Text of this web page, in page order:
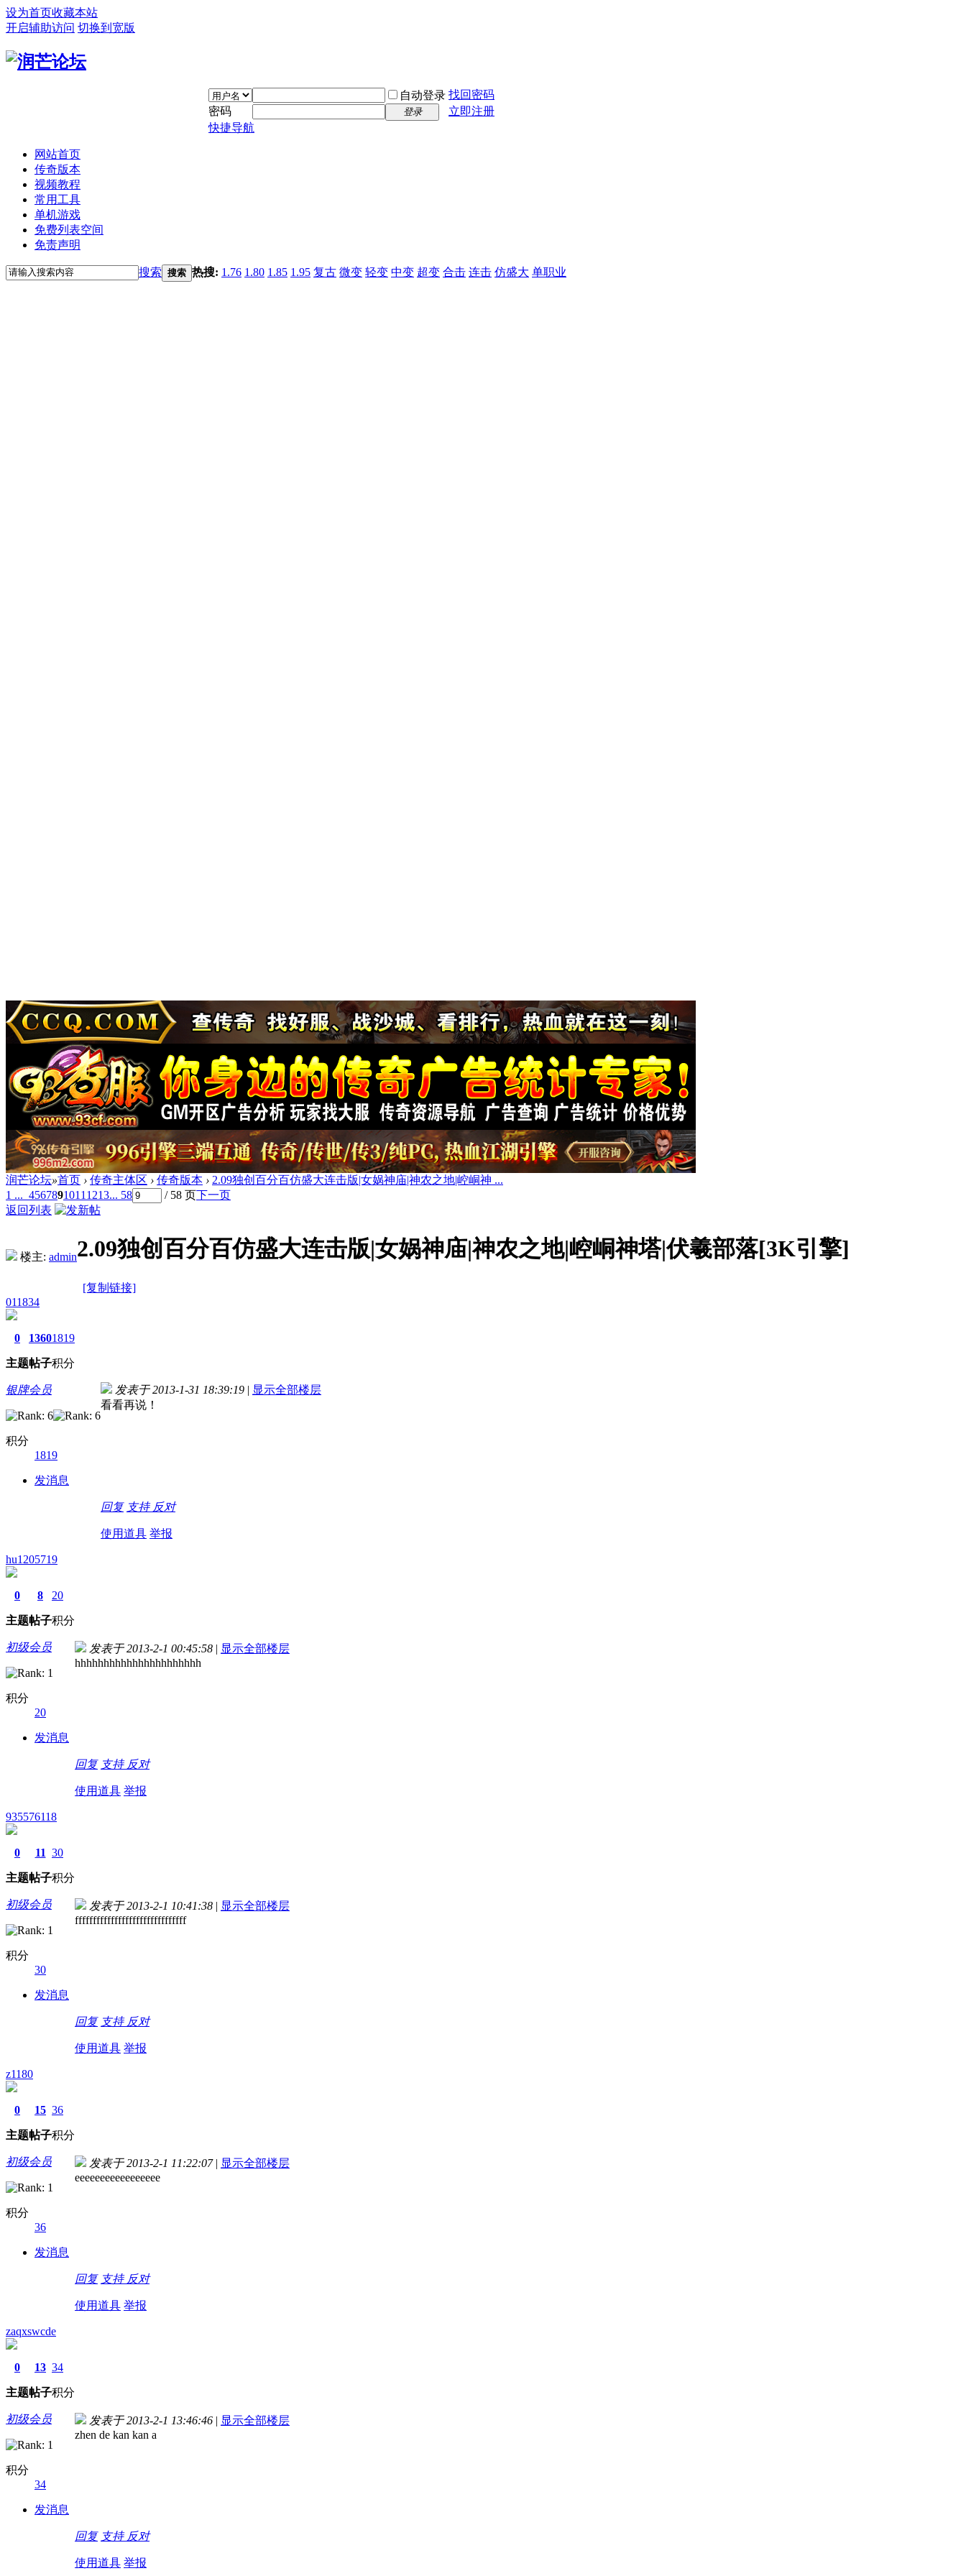
设为首页收藏本站
开启辅助访问 切换到宽版
自动登录 找回密码
密码
登录
立即注册
快捷导航
网站首页
传奇版本
视频教程
常用工具
单机游戏
免费列表空间
免责声明
搜索 搜索 热搜: 1.76 1.80 1.85 1.95 复古 微变 轻变 中变 超变 合击 连击 仿盛大 单职业
润芒论坛»首页 › 传奇主体区 › 传奇版本 › 2.09独创百分百仿盛大连击版|女娲神庙|神农之地|崆峒神 ...
1 ... 4567891011 1213... 58 / 58 页下一页
返回列表
楼主: admin2.09独创百分百仿盛大连击版|女娲神庙|神农之地|崆峒神塔|伏羲部落[3K引擎]
[复制链接]
011834
0
主题
1360
帖子
1819
积分
银牌会员
积分
1819
发消息
发表于 2013-1-31 18:39:19 | 显示全部楼层
看看再说！
回复 支持 反对
使用道具 举报
hu1205719
0
主题
8
帖子
20
积分
初级会员
积分
20
发消息
发表于 2013-2-1 00:45:58 | 显示全部楼层
hhhhhhhhhhhhhhhhhhhhhh
回复 支持 反对
使用道具 举报
935576118
0
主题
11
帖子
30
积分
初级会员
积分
30
发消息
发表于 2013-2-1 10:41:38 | 显示全部楼层
fffffffffffffffffffffffffffffff
回复 支持 反对
使用道具 举报
z1180
0
主题
15
帖子
36
积分
初级会员
积分
36
发消息
发表于 2013-2-1 11:22:07 | 显示全部楼层
eeeeeeeeeeeeeeeee
回复 支持 反对
使用道具 举报
zaqxswcde
0
主题
13
帖子
34
积分
初级会员
积分
34
发消息
发表于 2013-2-1 13:46:46 | 显示全部楼层
zhen de kan kan a
回复 支持 反对
使用道具 举报